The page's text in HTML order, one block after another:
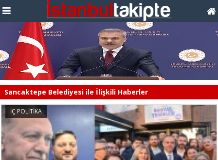
Sancaktepe Belediyesi ile İlişkili Haberler
İÇ POLİTİKA